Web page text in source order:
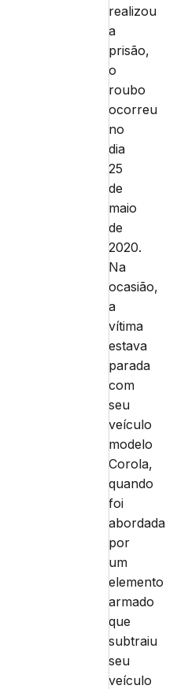
realizou
a
prisão,
o
roubo
ocorreu
no
dia
25
de
maio
de
2020.
Na
ocasião,
a
vítima
estava
parada
com
seu
veículo
modelo
Corola,
quando
foi
abordada
por
um
elemento
armado
que
subtraiu
seu
veículo